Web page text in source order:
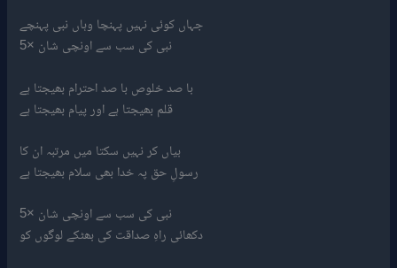
جہاں کوئی نہیں پہنچا وہاں نبی پہنچے
نبی کی سب سے اونچی شان ×5
با صد خلوص با صد احترام بھیجتا ہے
قلم بھیجتا ہے اور پیام بھیجتا ہے
بیاں کر نہیں سکتا میں مرتبہ ان کا
رسولِ حق پہ خدا بھی سلام بھیجتا ہے
نبی کی سب سے اونچی شان ×5
دکھائی راہِ صداقت کی بھٹکے لوگوں کو